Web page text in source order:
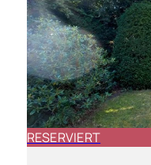
RESERVIERT